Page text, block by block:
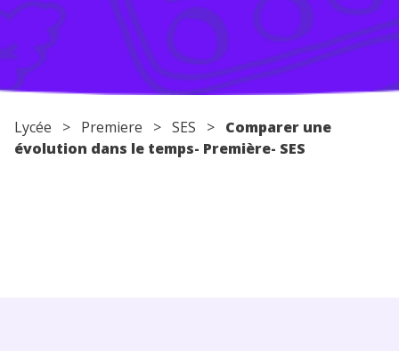
Conseils pour les parents
Lycée > Premiere > SES > Comparer une
évolution dans le temps- Première- SES